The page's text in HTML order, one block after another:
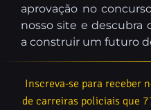
aprovação no
nosso site e descubra
a construir um futuro
Inscreva-se para receber
de carreiras policiais que